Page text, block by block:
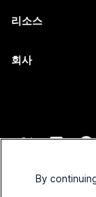
리소스
회사
개인 정보 보호 정책
By